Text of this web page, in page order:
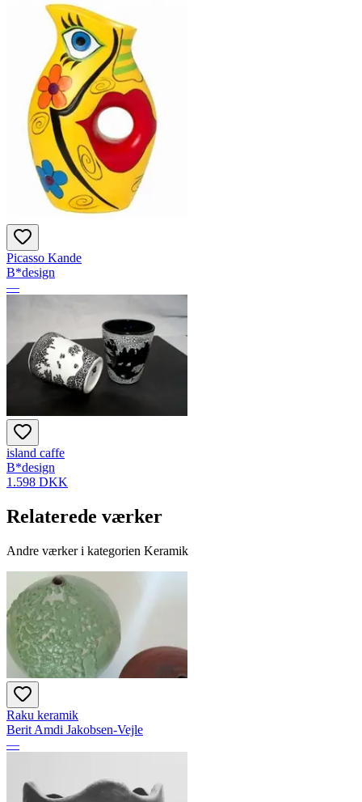
Picasso Kande
B*design
—
island caffe
B*design
1.598 DKK
Relaterede værker
Andre værker i kategorien Keramik
Raku keramik
Berit Amdi Jakobsen-Vejle
—